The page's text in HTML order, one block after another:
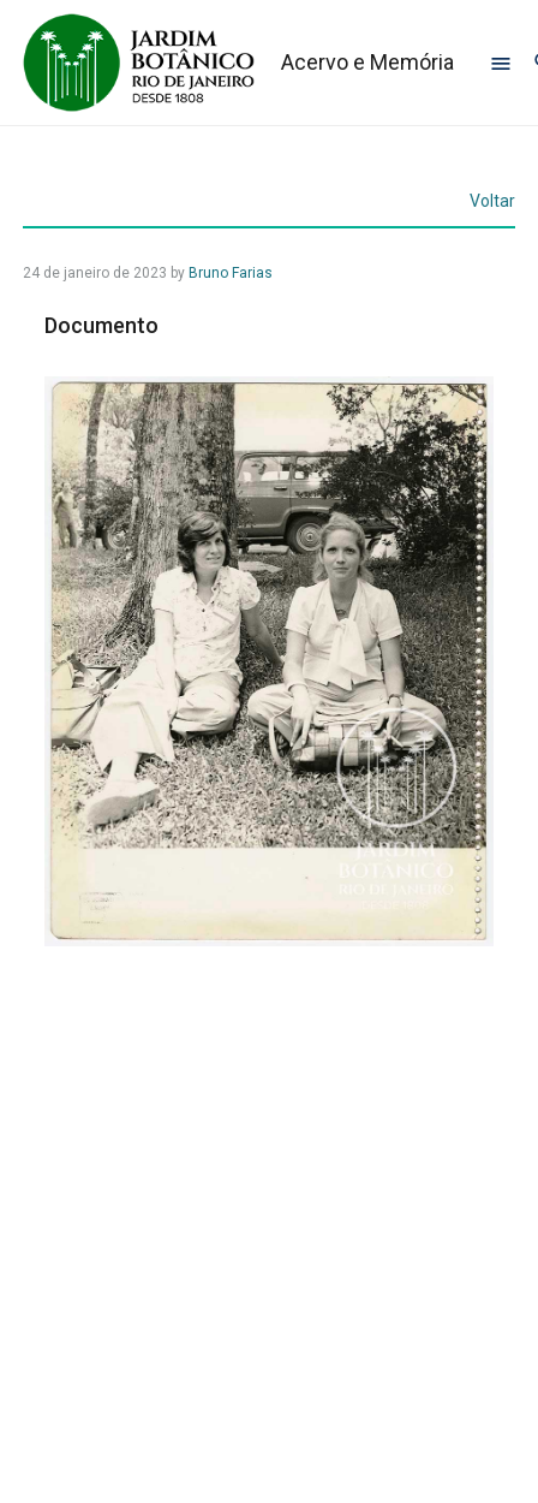
Acervo e Memória
Voltar
24 de janeiro de 2023 by Bruno Farias
Documento